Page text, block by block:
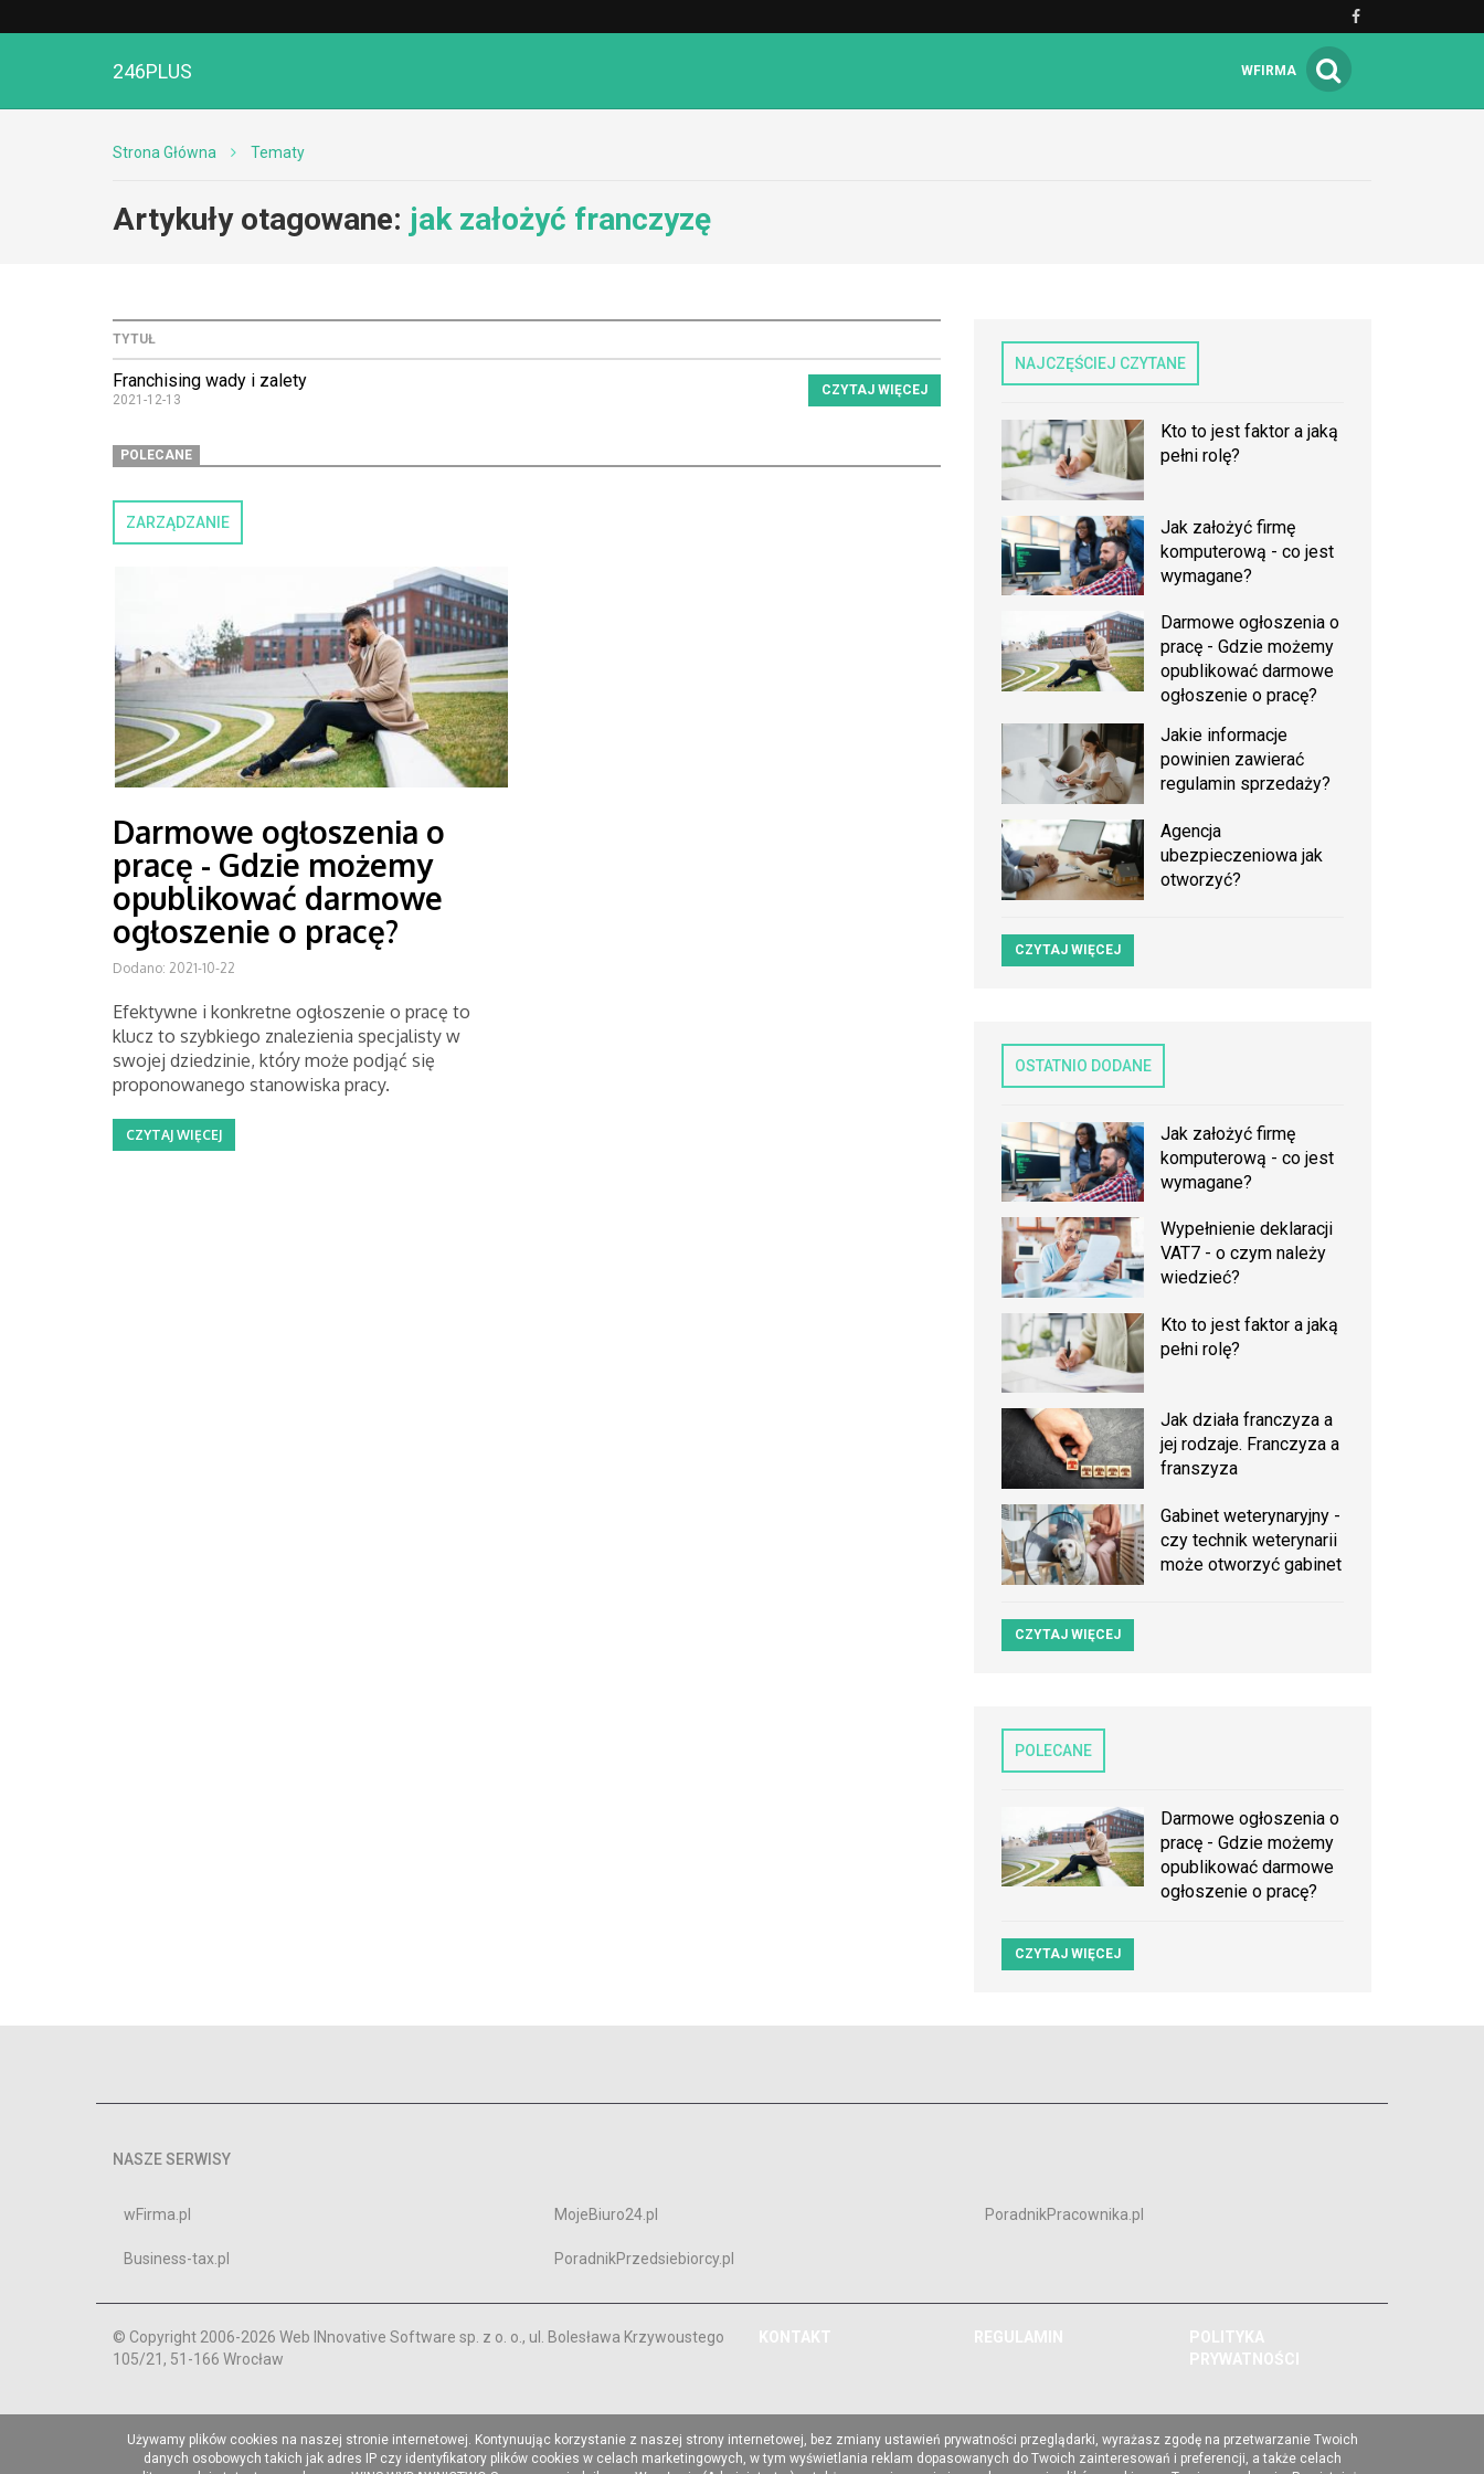
246PLUS WFIRMA
Strona Główna Tematy
Artykuły otagowane: jak założyć franczyzę
TYTUŁ
Franchising wady i zalety
2021-12-13
CZYTAJ WIĘCEJ
POLECANE
ZARZĄDZANIE
Darmowe ogłoszenia o
pracę - Gdzie możemy
opublikować darmowe
ogłoszenie o pracę?
Dodano: 2021-10-22
Efektywne i konkretne ogłoszenie o pracę to
klucz to szybkiego znalezienia specjalisty w
swojej dziedzinie, który może podjąć się
proponowanego stanowiska pracy.
CZYTAJ WIĘCEJ
NAJCZĘŚCIEJ CZYTANE
Kto to jest faktor a jaką
pełni rolę?
Jak założyć firmę
komputerową - co jest
wymagane?
Darmowe ogłoszenia o
pracę - Gdzie możemy
opublikować darmowe
ogłoszenie o pracę?
Jakie informacje
powinien zawierać
regulamin sprzedaży?
Agencja
ubezpieczeniowa jak
otworzyć?
CZYTAJ WIĘCEJ
OSTATNIO DODANE
Jak założyć firmę
komputerową - co jest
wymagane?
Wypełnienie deklaracji
VAT7 - o czym należy
wiedzieć?
Kto to jest faktor a jaką
pełni rolę?
Jak działa franczyza a
jej rodzaje. Franczyza a
franszyza
Gabinet weterynaryjny -
czy technik weterynarii
może otworzyć gabinet
CZYTAJ WIĘCEJ
POLECANE
Darmowe ogłoszenia o
pracę - Gdzie możemy
opublikować darmowe
ogłoszenie o pracę?
CZYTAJ WIĘCEJ
NASZE SERWISY
wFirma.pl
Business-tax.pl
MojeBiuro24.pl
PoradnikPrzedsiebiorcy.pl
PoradnikPracownika.pl
© Copyright 2006-2026 Web INnovative Software sp. z o. o., ul. Bolesława Krzywoustego
105/21, 51-166 Wrocław
KONTAKT REGULAMIN
POLITYKA
PRYWATNOŚCI
Używamy plików cookies na naszej stronie internetowej. Kontynuując korzystanie z naszej strony internetowej, bez zmiany ustawień prywatności przeglądarki, wyrażasz zgodę na przetwarzanie Twoich
danych osobowych takich jak adres IP czy identyfikatory plików cookies w celach marketingowych, w tym wyświetlania reklam dopasowanych do Twoich zainteresowań i preferencji, a także celach